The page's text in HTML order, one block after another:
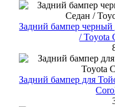
Задний бампер черный
/ Toyota
Задний бампер для